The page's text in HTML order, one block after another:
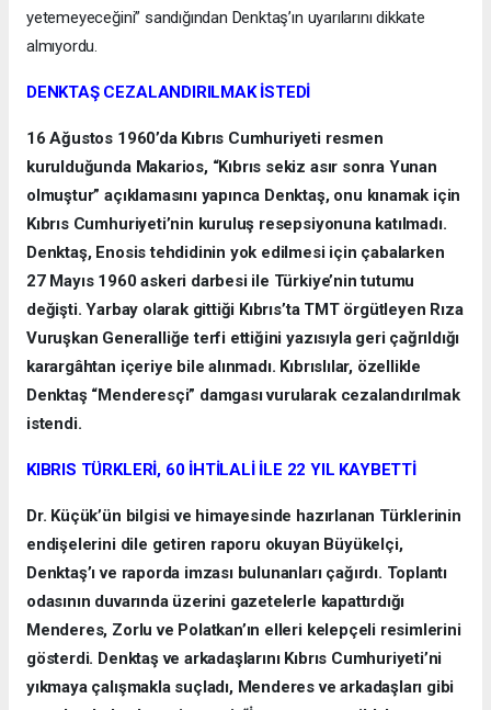
yetemeyeceğini” sandığından Denktaş’ın uyarılarını dikkate
almıyordu.
DENKTAŞ CEZALANDIRILMAK İSTEDİ
16 Ağustos 1960’da Kıbrıs Cumhuriyeti resmen
kurulduğunda Makarios, “Kıbrıs sekiz asır sonra Yunan
olmuştur” açıklamasını yapınca Denktaş, onu kınamak için
Kıbrıs Cumhuriyeti’nin kuruluş resepsiyonuna katılmadı.
Denktaş, Enosis tehdidinin yok edilmesi için çabalarken
27 Mayıs 1960 askeri darbesi ile Türkiye’nin tutumu
değişti. Yarbay olarak gittiği Kıbrıs’ta TMT örgütleyen Rıza
Vuruşkan Generalliğe terfi ettiğini yazısıyla geri çağrıldığı
karargâhtan içeriye bile alınmadı. Kıbrıslılar, özellikle
Denktaş “Menderesçi” damgası vurularak cezalandırılmak
istendi.
KIBRIS TÜRKLERİ, 60 İHTİLALİ İLE 22 YIL KAYBETTİ
Dr. Küçük’ün bilgisi ve himayesinde hazırlanan Türklerinin
endişelerini dile getiren raporu okuyan Büyükelçi,
Denktaş’ı ve raporda imzası bulunanları çağırdı. Toplantı
odasının duvarında üzerini gazetelerle kapattırdığı
Menderes, Zorlu ve Polatkan’ın elleri kelepçeli resimlerini
gösterdi. Denktaş ve arkadaşlarını Kıbrıs Cumhuriyeti’ni
yıkmaya çalışmakla suçladı, Menderes ve arkadaşları gibi